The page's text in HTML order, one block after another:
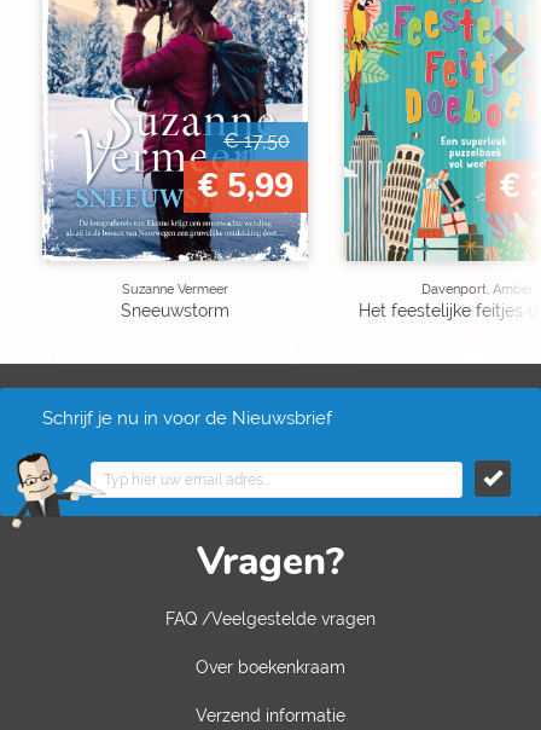
€ 17,50
€ 5,99
Suzanne Vermeer
Sneeuwstorm
€
Davenport, Amber
Het feestelijke feitjes
Schrijf je nu in voor de Nieuwsbrief
Vragen?
FAQ /Veelgestelde vragen
Over boekenkraam
Verzend informatie